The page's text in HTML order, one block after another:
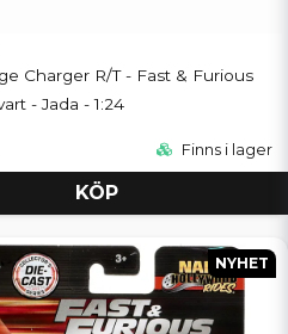
Charger R/T - Fast & Furious
- Jada - 1:24
Finns i lager
KÖP
NYHET